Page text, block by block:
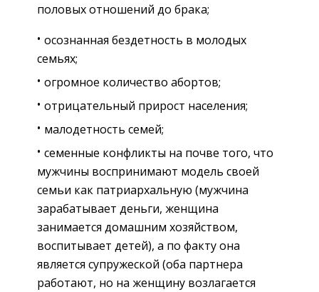
половых отношений до брака;
осознанная бездетность в молодых
семьях;
огромное количество абортов;
отрицательный прирост населения;
малодетность семей;
семенные конфликты на почве того, что
мужчины воспринимают модель своей
семьи как патриархальную (мужчина
зарабатывает деньги, женщина
занимается домашним хозяйством,
воспитывает детей), а по факту она
является супружеской (оба партнера
работают, но на женщину возлагается